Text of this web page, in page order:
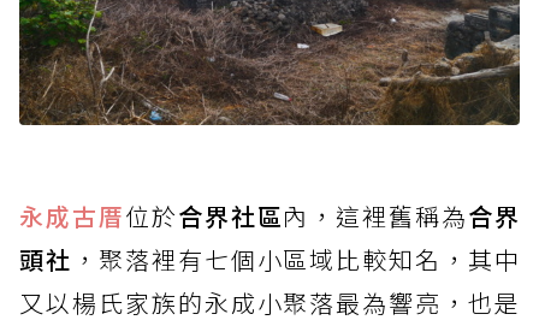
永成古厝位於合界社區內，這裡舊稱為合界
頭社 ，聚落裡有七個小區域比較知名，其中
又以楊氏家族的永成小聚落最為響亮，也是